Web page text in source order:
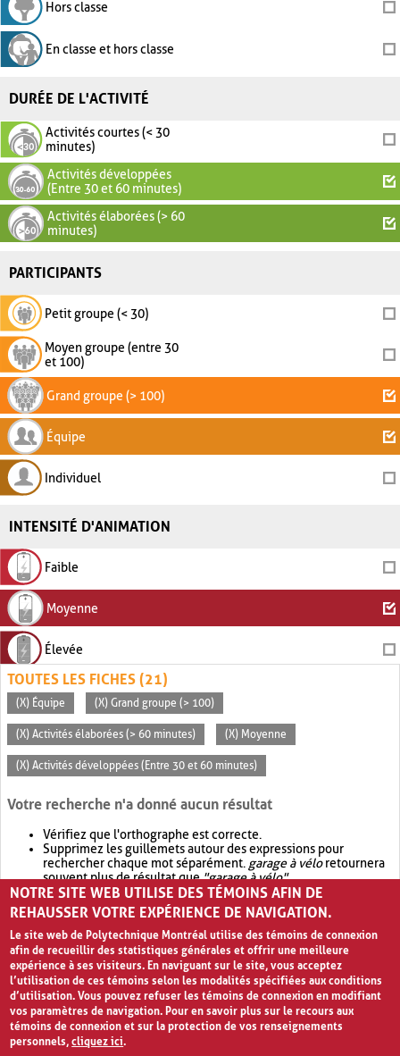
Hors classe
En classe et hors classe
DURÉE DE L'ACTIVITÉ
Activités courtes (< 30
minutes)
Activités développées
(Entre 30 et 60 minutes)
Activités élaborées (> 60
minutes)
PARTICIPANTS
Petit groupe (< 30)
Moyen groupe (entre 30
et 100)
Grand groupe (> 100)
Équipe
Individuel
INTENSITÉ D'ANIMATION
Faible
Moyenne
Élevée
TOUTES LES FICHES (21)
(X) Équipe (X) Grand groupe (> 100)
(X) Activités élaborées (> 60 minutes) (X) Moyenne
(X) Activités développées (Entre 30 et 60 minutes)
Votre recherche n'a donné aucun résultat
Vérifiez que l'orthographe est correcte.
Supprimez les guillemets autour des expressions pour
rechercher chaque mot séparément. garage à véloretournera
souvent plus de résultat que"garage à vélo".
Envisagez d'élargir votre recherche avec OR.garage OR vélo
retournera souvent plus de résultat quegarage à vélo
NOTRE SITE WEB UTILISE DES TÉMOINS AFIN DE
REHAUSSER VOTRE EXPÉRIENCE DE NAVIGATION.
Le site web de Polytechnique Montréal utilise des témoins de connexion
afin de recueillir des statistiques générales et offrir une meilleure
expérience à ses visiteurs. En naviguant sur le site, vous acceptez
l’utilisation de ces témoins selon les modalités spécifiées aux conditions
d’utilisation. Vous pouvez refuser les témoins de connexion en modifiant
vos paramètres de navigation. Pour en savoir plus sur le recours aux
témoins de connexion et sur la protection de vos renseignements
personnels,cliquez ici.